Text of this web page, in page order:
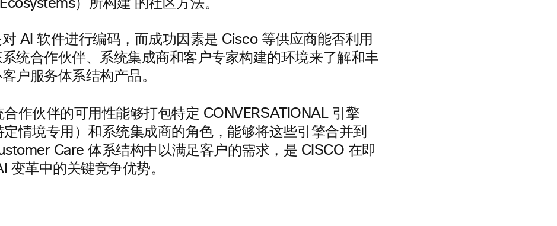
）所构建
。
AI 软件进行编码，而成功因素是 Cisco 等供应商能否利用
统合作伙伴、系统集成商和客户专家构建的环境来了解和丰
户服务体系结构产品。
作伙伴的可用性能够打包特定 CONVERSATIONAL 引擎
定情境专用）和系统集成商的角色，能够将这些引擎合并到
Care 体系结构中以满足客户的需求，是 CISCO 在即
变革中的关键竞争优势。